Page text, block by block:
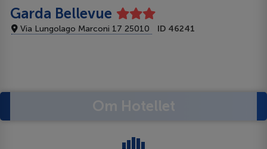
Garda Bellevue
Via Lungolago Marconi 17 25010 ID 46241